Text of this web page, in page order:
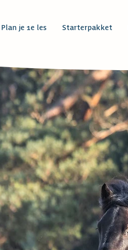
Plan je 1e les Starterpakket